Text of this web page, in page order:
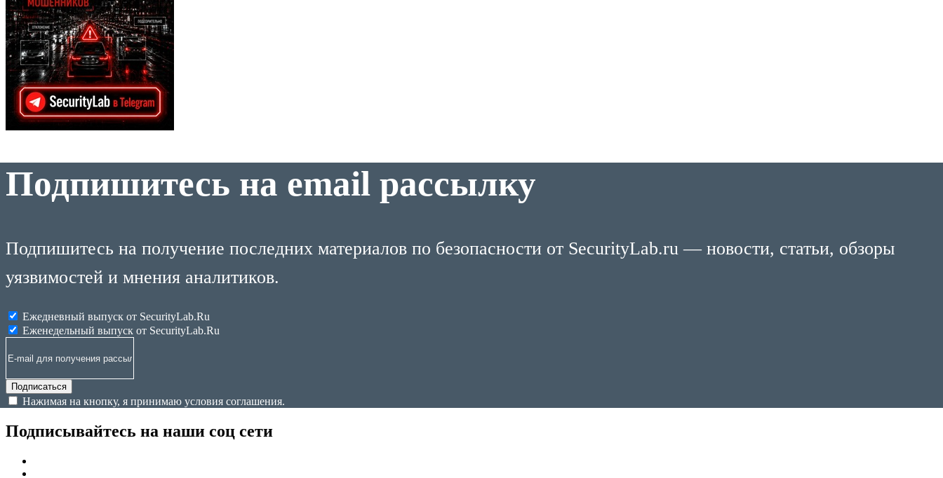
Подпишитесь на email рассылку
Подпишитесь на получение последних материалов по безопасности от SecurityLab.ru — новости, статьи, обзоры
уязвимостей и мнения аналитиков.
Ежедневный выпуск от SecurityLab.Ru
Еженедельный выпуск от SecurityLab.Ru
Подписаться
Нажимая на кнопку, я принимаю условия соглашения.
Подписывайтесь на наши соц сети